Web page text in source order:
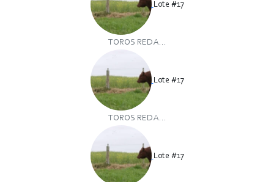
Lote #17
TOROS RED A...
Lote #17
TOROS RED A...
Lote #17